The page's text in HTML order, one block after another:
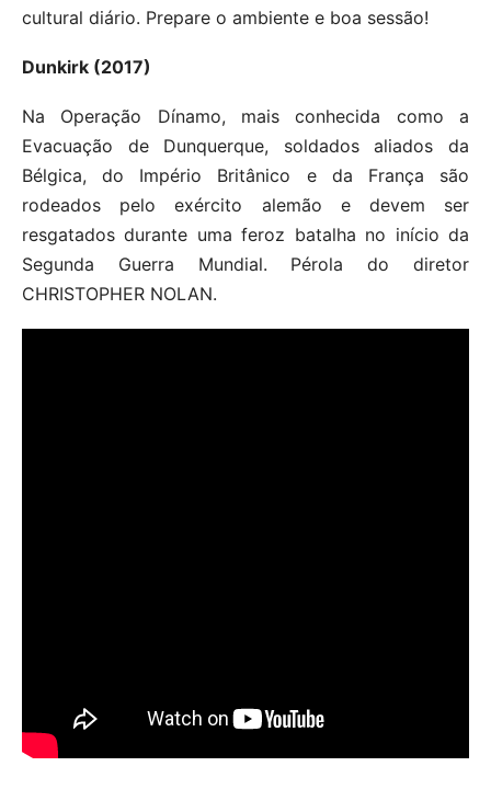
cultural diário. Prepare o ambiente e boa sessão!
Dunkirk (2017)
Na Operação Dínamo, mais conhecida como a
Evacuação de Dunquerque, soldados aliados da
Bélgica, do Império Britânico e da França são
rodeados pelo exército alemão e devem ser
resgatados durante uma feroz batalha no início da
Segunda Guerra Mundial. Pérola do diretor
CHRISTOPHER NOLAN.